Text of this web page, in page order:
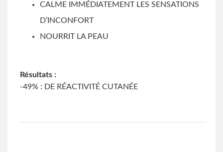
CALME IMMÉDIATEMENT LES SENSATIONS
D’INCONFORT
NOURRIT LA PEAU
Résultats :
-49% : DE RÉACTIVITÉ CUTANÉE